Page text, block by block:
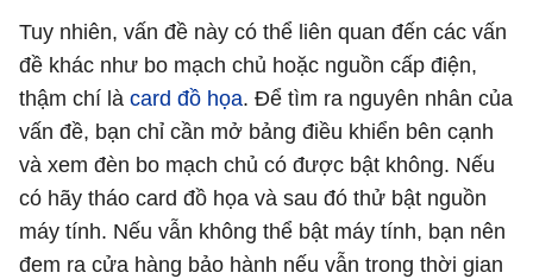
Tuy nhiên, vấn đề này có thể liên quan đến các vấn
đề khác như bo mạch chủ hoặc nguồn cấp điện,
thậm chí là card đồ họa. Để tìm ra nguyên nhân của
vấn đề, bạn chỉ cần mở bảng điều khiển bên cạnh
và xem đèn bo mạch chủ có được bật không. Nếu
có hãy tháo card đồ họa và sau đó thử bật nguồn
máy tính. Nếu vẫn không thể bật máy tính, bạn nên
đem ra cửa hàng bảo hành nếu vẫn trong thời gian